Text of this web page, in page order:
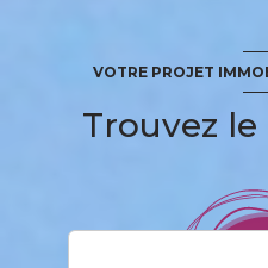
VOTRE PROJET
Trouvez